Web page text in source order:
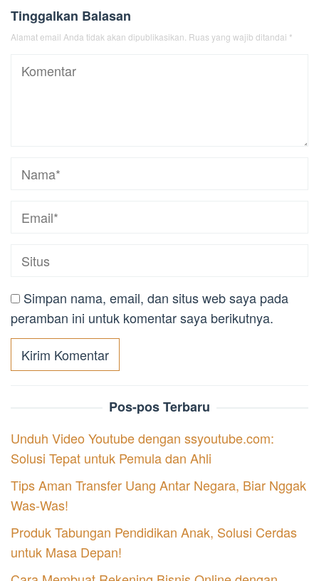
Tinggalkan Balasan
Alamat email Anda tidak akan dipublikasikan. Ruas yang wajib ditandai *
Simpan nama, email, dan situs web saya pada
peramban ini untuk komentar saya berikutnya.
Pos-pos Terbaru
Unduh Video Youtube dengan ssyoutube.com:
Solusi Tepat untuk Pemula dan Ahli
Tips Aman Transfer Uang Antar Negara, Biar Nggak
Was-Was!
Produk Tabungan Pendidikan Anak, Solusi Cerdas
untuk Masa Depan!